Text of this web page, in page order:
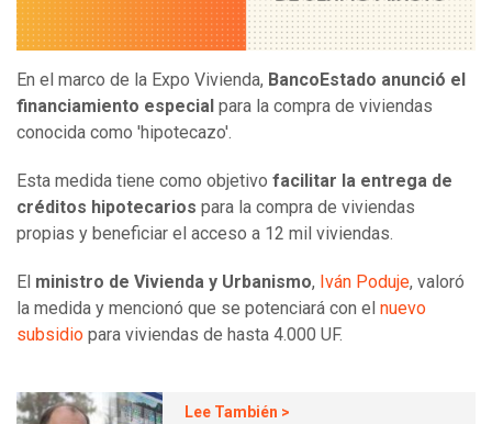
En el marco de la Expo Vivienda, BancoEstado anunció el
financiamiento especial para la compra de viviendas
conocida como 'hipotecazo'.
Esta medida tiene como objetivo facilitar la entrega de
créditos hipotecarios para la compra de viviendas
propias y beneficiar el acceso a 12 mil viviendas.
El ministro de Vivienda y Urbanismo, Iván Poduje, valoró
la medida y mencionó que se potenciará con el nuevo
subsidio para viviendas de hasta 4.000 UF.
Lee También >